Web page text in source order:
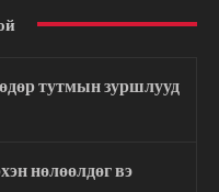
тутмын зуршлууд
нөлөөлдөг вэ